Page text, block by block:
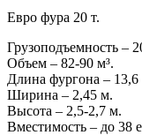
Евро фура 20 т.
Грузоподъемность –
Объем – 82-90 м³.
Длина фургона – 13,6
Ширина – 2,45 м.
Высота – 2,5-2,7 м.
Вместимость – до 38